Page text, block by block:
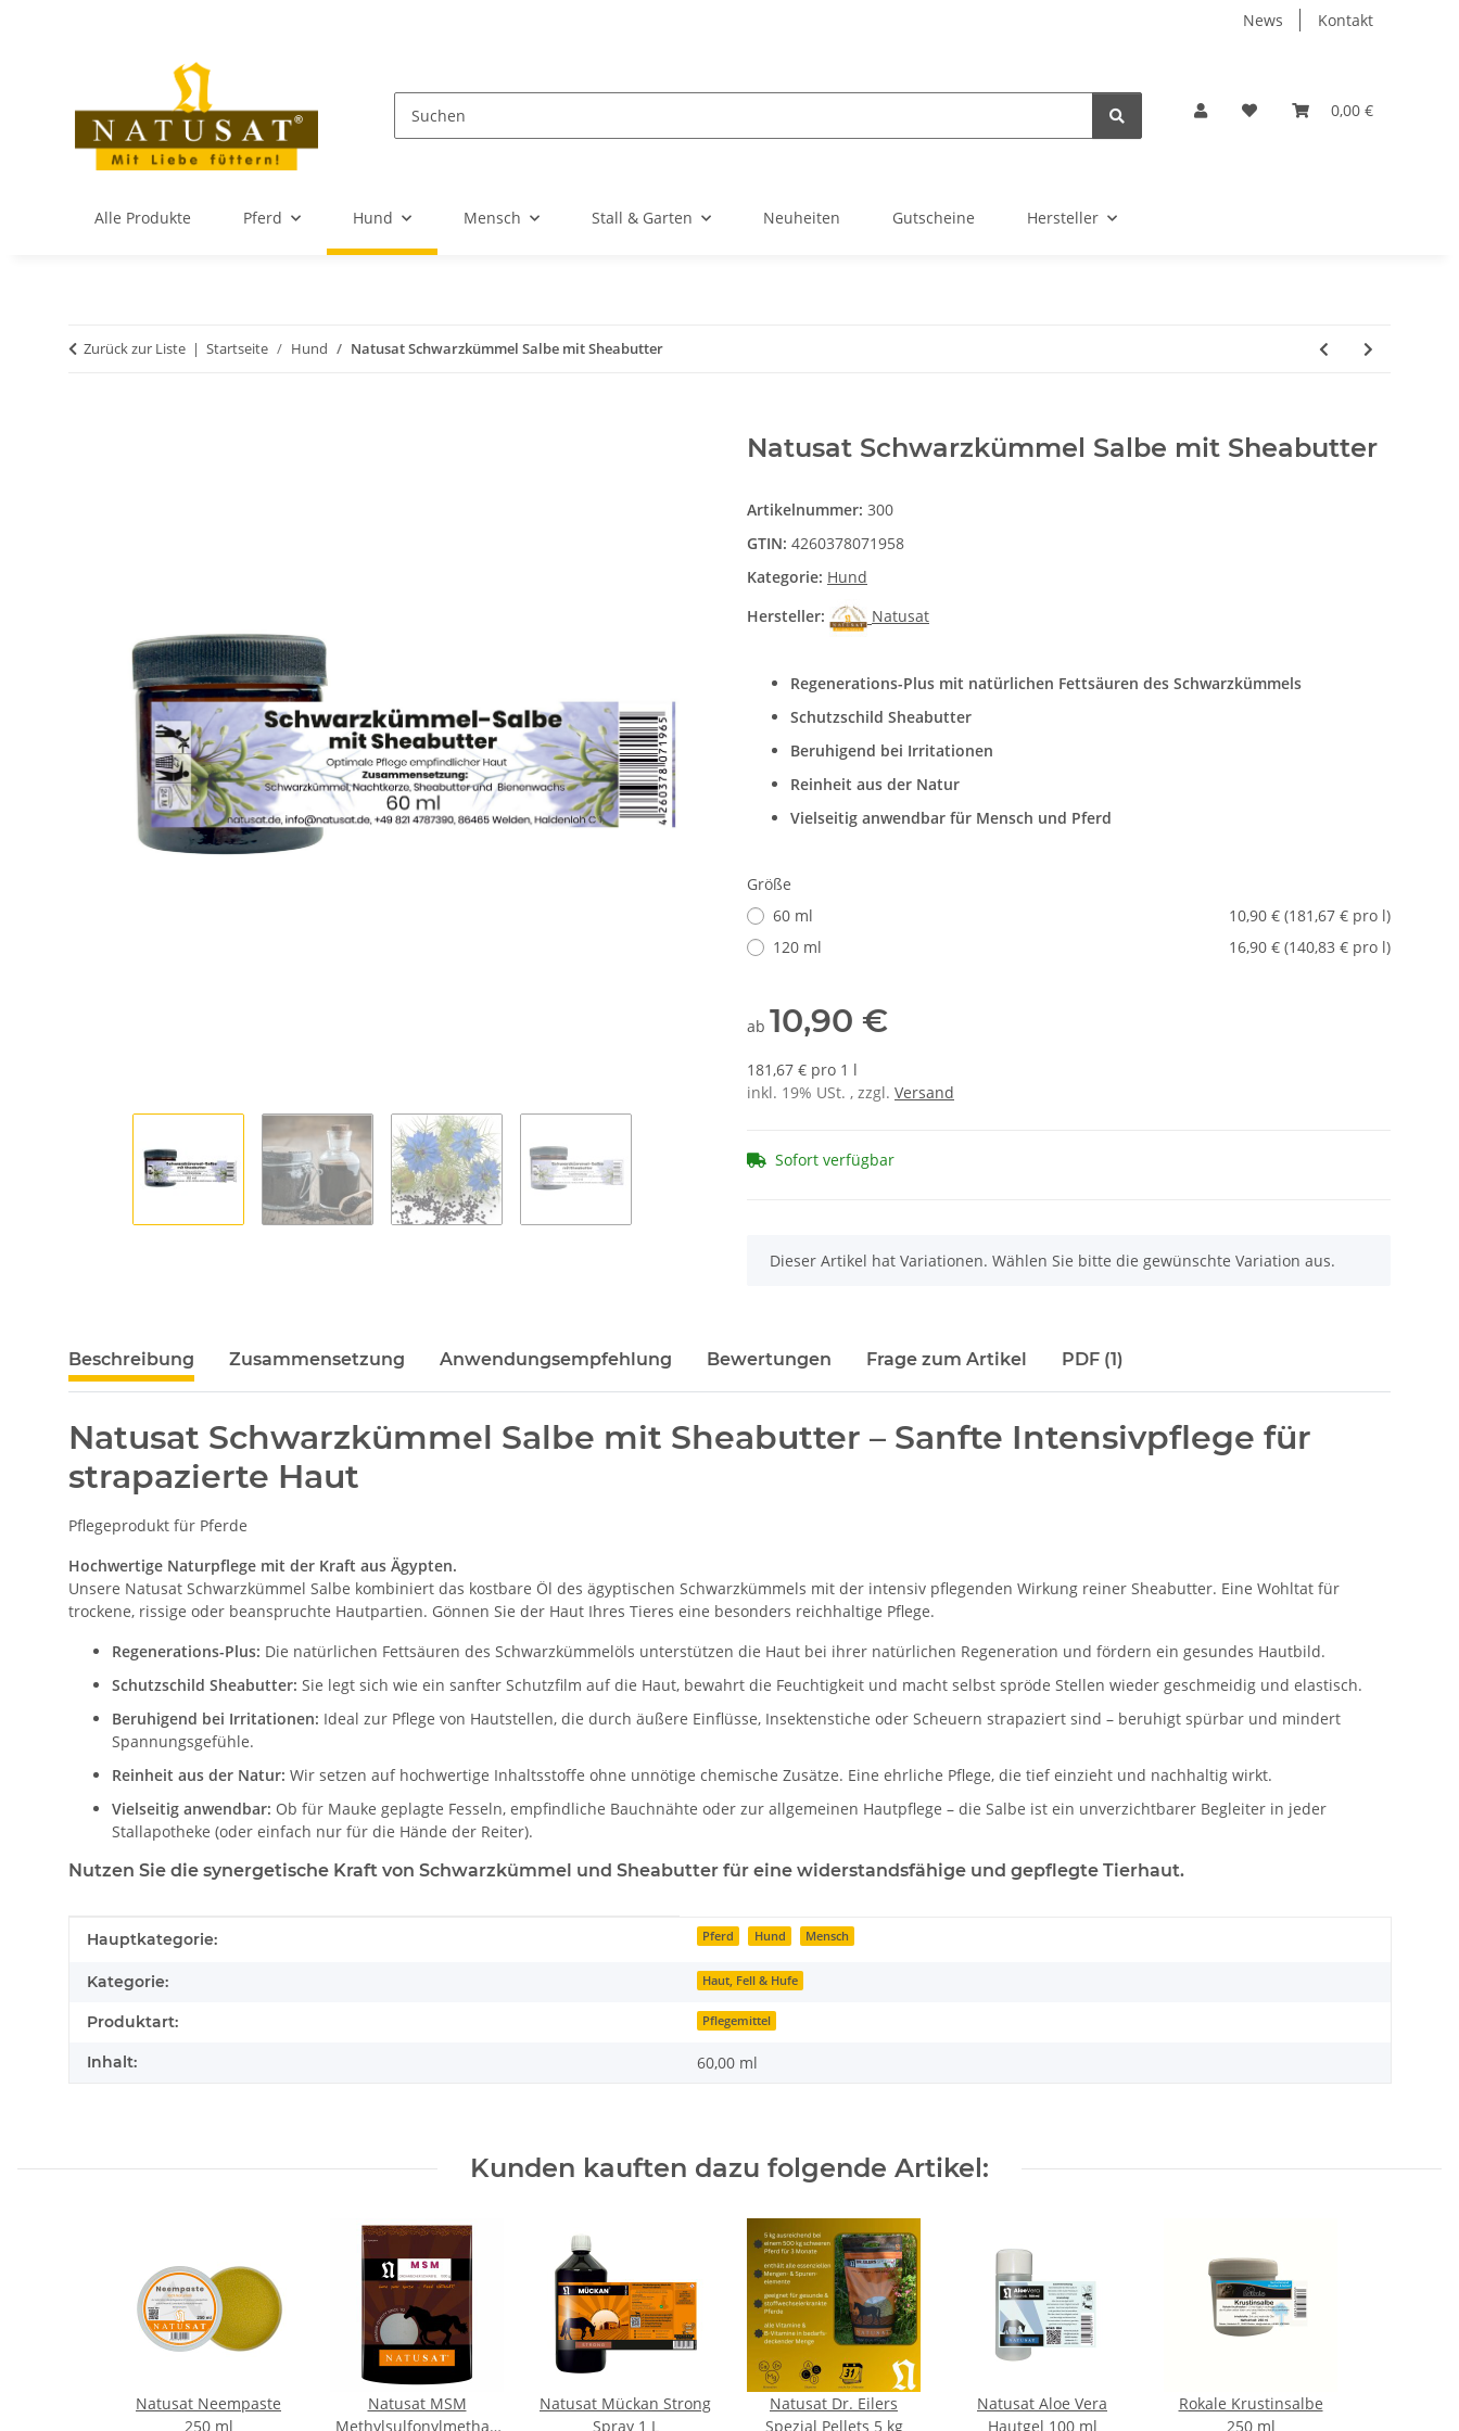
News Kontakt
0,00 €
Alle Produkte Pferd Hund Mensch Stall & Garten Neuheiten Gutscheine Hersteller
Zurück zur Liste Startseite Hund Natusat Schwarzkümmel Salbe mit Sheabutter
Natusat Schwarzkümmel Salbe mit Sheabutter
Artikelnummer: 300
GTIN: 4260378071958
Kategorie: Hund
Hersteller:
Natusat
Regenerations-Plus mit natürlichen Fettsäuren des Schwarzkümmels
Schutzschild Sheabutter
Beruhigend bei Irritationen
Reinheit aus der Natur
Vielseitig anwendbar für Mensch und Pferd
Größe
60 ml
10,90 € (181,67 € pro l)
120 ml
16,90 € (140,83 € pro l)
ab 10,90 €
181,67 € pro 1 l
inkl. 19% USt. , zzgl. Versand
Sofort verfügbar
x
Dieser Artikel hat Variationen. Wählen Sie bitte die gewünschte Variation aus.
Beschreibung Zusammensetzung Anwendungsempfehlung Bewertungen Frage zum Artikel PDF (1)
Natusat Schwarzkümmel Salbe mit Sheabutter – Sanfte Intensivpflege für
strapazierte Haut
Pflegeprodukt für Pferde
Hochwertige Naturpflege mit der Kraft aus Ägypten.
Unsere Natusat Schwarzkümmel Salbe kombiniert das kostbare Öl des ägyptischen Schwarzkümmels mit der intensiv pflegenden Wirkung reiner Sheabutter. Eine Wohltat für
trockene, rissige oder beanspruchte Hautpartien. Gönnen Sie der Haut Ihres Tieres eine besonders reichhaltige Pflege.
Regenerations-Plus: Die natürlichen Fettsäuren des Schwarzkümmelöls unterstützen die Haut bei ihrer natürlichen Regeneration und fördern ein gesundes Hautbild.
Schutzschild Sheabutter: Sie legt sich wie ein sanfter Schutzfilm auf die Haut, bewahrt die Feuchtigkeit und macht selbst spröde Stellen wieder geschmeidig und elastisch.
Beruhigend bei Irritationen: Ideal zur Pflege von Hautstellen, die durch äußere Einflüsse, Insektenstiche oder Scheuern strapaziert sind – beruhigt spürbar und mindert
Spannungsgefühle.
Reinheit aus der Natur: Wir setzen auf hochwertige Inhaltsstoffe ohne unnötige chemische Zusätze. Eine ehrliche Pflege, die tief einzieht und nachhaltig wirkt.
Vielseitig anwendbar: Ob für Mauke geplagte Fesseln, empfindliche Bauchnähte oder zur allgemeinen Hautpflege – die Salbe ist ein unverzichtbarer Begleiter in jeder
Stallapotheke (oder einfach nur für die Hände der Reiter).
Nutzen Sie die synergetische Kraft von Schwarzkümmel und Sheabutter für eine widerstandsfähige und gepflegte Tierhaut.
Produkteigenschaft
Wert
Hauptkategorie: Pferd Hund Mensch
Kategorie: Haut, Fell & Hufe
Produktart: Pflegemittel
Inhalt: 60,00 ml
Kunden kauften dazu folgende Artikel:
Natusat Neempaste
250 ml
Natusat MSM
Methylsulfonylmethan
Natusat Mückan Strong
Spray 1 L
Natusat Dr. Eilers
Spezial Pellets 5 kg
Natusat Aloe Vera
Hautgel 100 ml
Rokale Krustinsalbe
250 ml